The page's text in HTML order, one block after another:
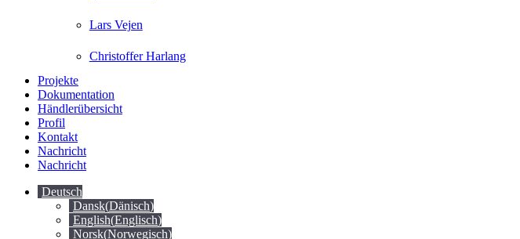
Lars Vejen
Christoffer Harlang
Projekte
Dokumentation
Händlerübersicht
Profil
Kontakt
Nachricht
Nachricht
Deutsch
Dansk(Dänisch)
English(Englisch)
Norsk(Norwegisch)